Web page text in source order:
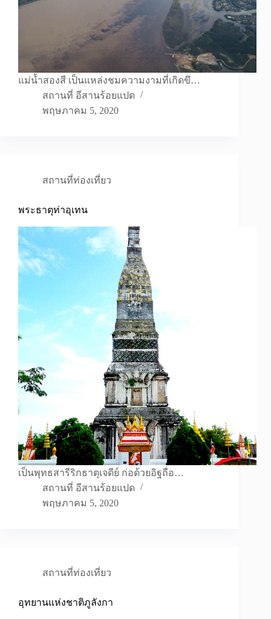
แม่น้ำสองสี เป็นแหล่งชมความงามที่เกิดขึ…
สถานที่ อีสานร้อยแปด
พฤษภาคม 5, 2020
สถานที่ท่องเที่ยว
พระธาตุท่าอุเทน
เป็นพุทธสารีริกธาตุเจดีย์ ก่อด้วยอิฐถือ…
สถานที่ อีสานร้อยแปด
พฤษภาคม 5, 2020
สถานที่ท่องเที่ยว
อุทยานแห่งชาติภูลังกา